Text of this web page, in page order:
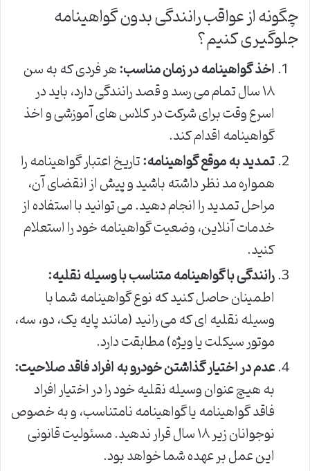
چگونه از عواقب رانندگی بدون گواهینامه
جلوگیری کنیم؟
اخذ گواهینامه در زمان مناسب:هر فردی که به سن
۱۸ سال تمام می رسد و قصد رانندگی دارد، باید در
اسرع وقت برای شرکت در کلاس های آموزشی و اخذ
گواهینامه اقدام کند.
تمدید به موقع گواهینامه:تاریخ اعتبار گواهینامه را
همواره مد نظر داشته باشید و پیش از انقضای آن،
مراحل تمدید را انجام دهید. می توانید با استفاده از
خدمات آنلاین، وضعیت گواهینامه خود را استعلام
کنید.
رانندگی با گواهینامه متناسب با وسیله نقلیه:
اطمینان حاصل کنید که نوع گواهینامه شما با
وسیله نقلیه ای که می رانید (مانند پایه یک، دو، سه،
موتور سیکلت یا ویژه) مطابقت دارد.
عدم در اختیار گذاشتن خودرو به افراد فاقد صلاحیت:
به هیچ عنوان وسیله نقلیه خود را در اختیار افراد
فاقد گواهینامه یا گواهینامه نامتناسب، و به خصوص
نوجوانان زیر ۱۸ سال قرار ندهید. مسئولیت قانونی
این عمل بر عهده شما خواهد بود.